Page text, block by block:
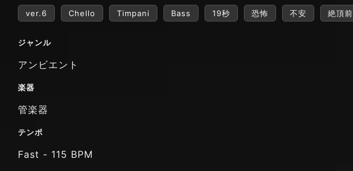
ver.6 Chello Timpani Bass 19秒 恐怖 不安 絶頂前
ジャンル
アンビエント
楽器
管楽器
テンポ
Fast - 115 BPM